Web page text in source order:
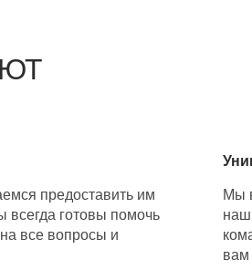
Мы
вам
предоставить им
всегда готовы помочь
все вопросы и